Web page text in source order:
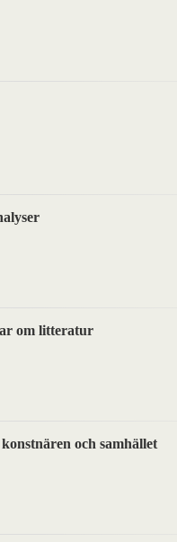
om litteratur
och samhället